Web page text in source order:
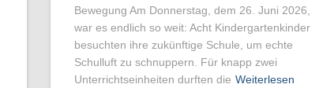
Bewegung Am Donnerstag, dem 26. Juni 2026,
war es endlich so weit: Acht Kindergartenkinder
besuchten ihre zukünftige Schule, um echte
Schulluft zu schnuppern. Für knapp zwei
Unterrichtseinheiten durften die Weiterlesen